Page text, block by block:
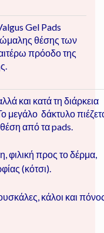
Gel Pads
θέσης των
πρόοδο της
και κατά τη διάρκεια
μεγάλο δάκτυλο
από τα pads.
φιλική προς το δέρμα,
(κότσι).
κάλοι και